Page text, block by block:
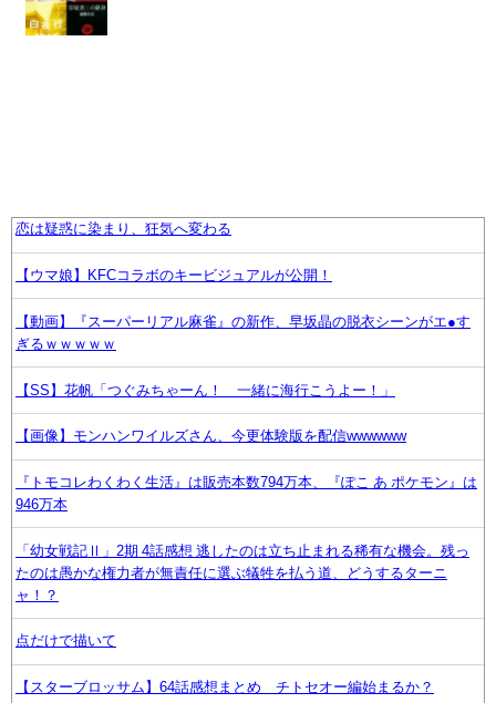
恋は疑惑に染まり、狂気へ変わる
【ウマ娘】KFCコラボのキービジュアルが公開！
【動画】『スーパーリアル麻雀』の新作、早坂晶の脱衣シーンがエ●す
ぎるｗｗｗｗｗ
【SS】花帆「つぐみちゃーん！ 一緒に海行こうよー！」
【画像】モンハンワイルズさん、今更体験版を配信wwwwww
『トモコレわくわく生活』は販売本数794万本、『ぽこ あ ポケモン』は
946万本
「幼女戦記Ⅱ」2期 4話感想 逃したのは立ち止まれる稀有な機会。残っ
たのは愚かな権力者が無責任に選ぶ犠牲を払う道、どうするターニ
ャ！？
点だけで描いて
【スターブロッサム】64話感想まとめ チトセオー編始まるか？